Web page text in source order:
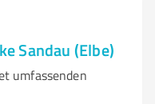
Sandau (Elbe)
umfassenden